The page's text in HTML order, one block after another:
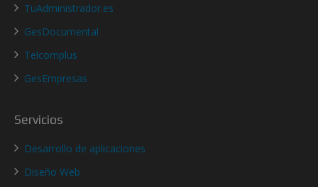
TuAdministrador.es
GesDocumental
Telcomplus
GesEmpresas
Servicios
Desarrollo de aplicaciones
Diseño Web